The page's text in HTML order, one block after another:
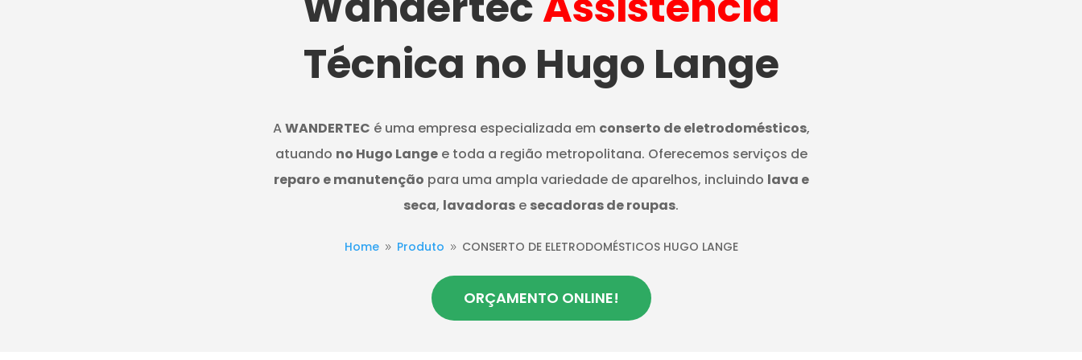
Técnica no Hugo Lange
AWANDERTEC é uma empresa especializada em conserto de eletrodomésticos,
atuando no Hugo Langee toda a região metropolitana. Oferecemos serviços de
reparo e manutenção para uma ampla variedade de aparelhos, incluindo lava e
seca, lavadoras e secadoras de roupas.
Home 9 Produto 9 CONSERTO DE ELETRODOMÉSTICOS HUGO LANGE
ORÇAMENTO ONLINE!